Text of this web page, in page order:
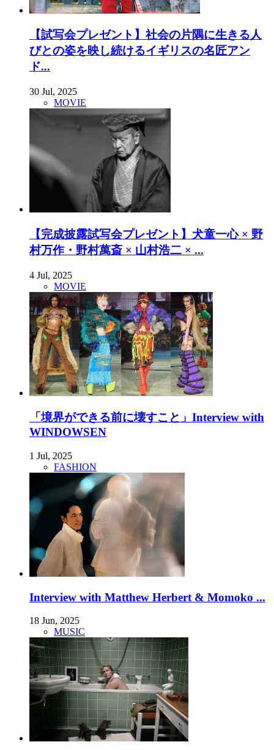
【試写会プレゼント】社会の片隅に生きる人
びとの姿を映し続けるイギリスの名匠アン
ド...
30 Jul, 2025
MOVIE
【完成披露試写会プレゼント】犬童一心 × 野
村万作・野村萬斎 × 山村浩二 × ...
4 Jul, 2025
MOVIE
「境界ができる前に壊すこと」Interview with
WINDOWSEN
1 Jul, 2025
FASHION
Interview with Matthew Herbert & Momoko ...
18 Jun, 2025
MUSIC